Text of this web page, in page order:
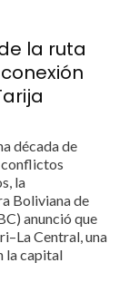
la ruta
década de
la
Boliviana de
anunció que
Central, una
la capital